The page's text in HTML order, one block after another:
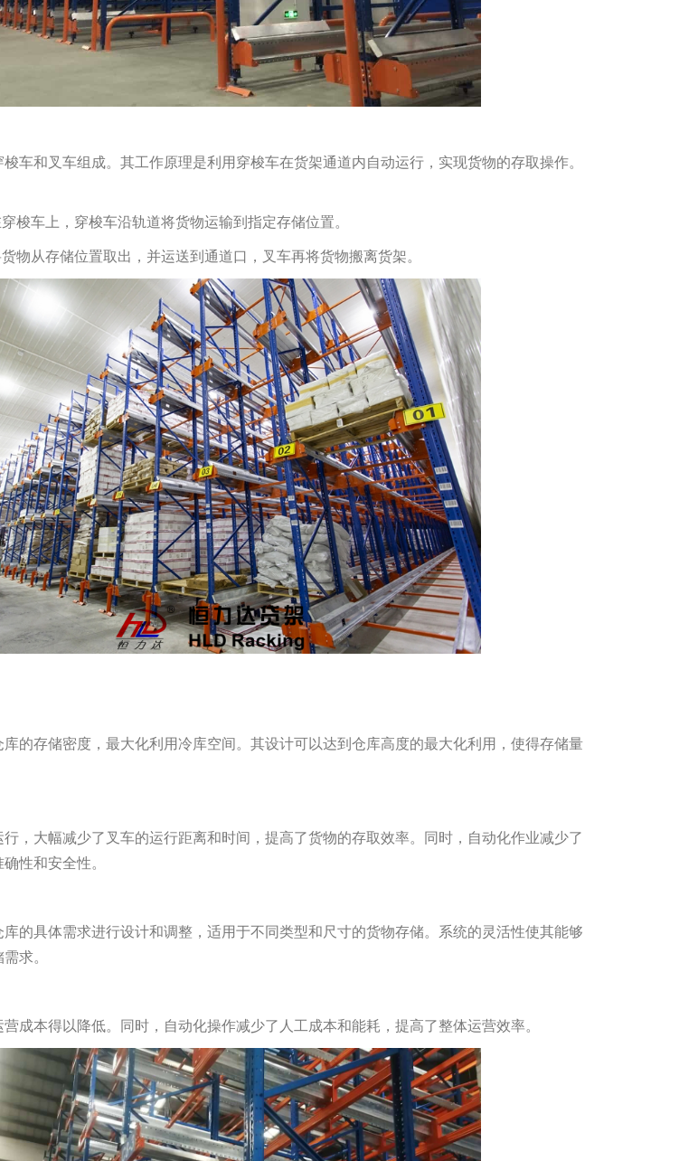
车和叉车组成。其工作原理是利用穿梭车在货架通道内自动运行，实现货物的存取操作。
梭车上，穿梭车沿轨道将货物运输到指定存储位置。
物从存储位置取出，并运送到通道口，叉车再将货物搬离货架。
的存储密度，最大化利用冷库空间。其设计可以达到仓库高度的最大化利用，使得存储量
，大幅减少了叉车的运行距离和时间，提高了货物的存取效率。同时，自动化作业减少了
性和安全性。
的具体需求进行设计和调整，适用于不同类型和尺寸的货物存储。系统的灵活性使其能够
求。
成本得以降低。同时，自动化操作减少了人工成本和能耗，提高了整体运营效率。